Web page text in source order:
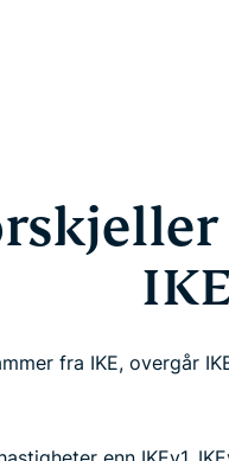
fra IKE, overgår